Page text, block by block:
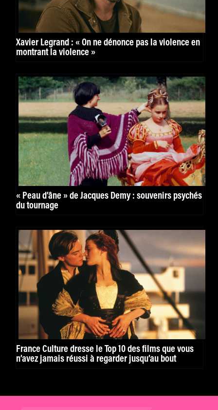
Xavier Legrand : « On ne dénonce pas la violence en
montrant la violence »
« Peau d’âne » de Jacques Demy : souvenirs psychés
du tournage
France Culture dresse le Top 10 des films que vous
n’avez jamais réussi à regarder jusqu’au bout